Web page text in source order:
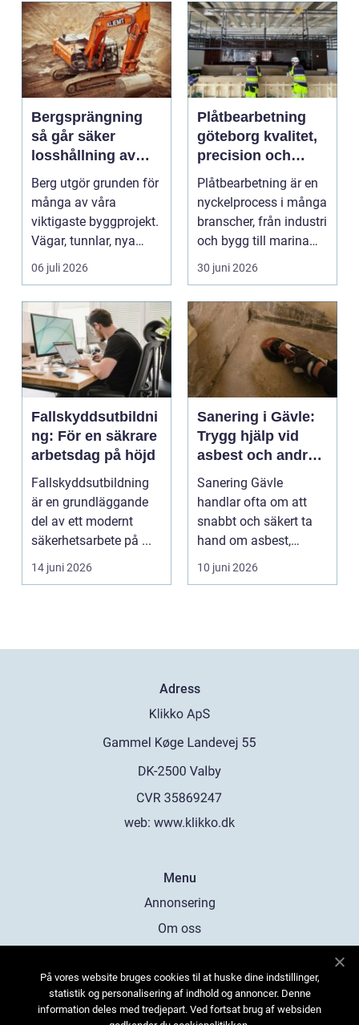
Bergsprängning
så går säker
losshållning av
berg till i praktiken
Berg utgör grunden för
många av våra
viktigaste byggprojekt.
Vägar, tunnlar, nya
bostadsområden och
06 juli 2026
Plåtbearbetning
göteborg kvalitet,
precision och
smarta lösningar
Plåtbearbetning är en
nyckelprocess i många
branscher, från industri
och bygg till marina
miljöer oc...
30 juni 2026
Fallskyddsutbildni
ng: För en säkrare
arbetsdag på höjd
Fallskyddsutbildning
är en grundläggande
del av ett modernt
säkerhetsarbete på ...
14 juni 2026
Sanering i Gävle:
Trygg hjälp vid
asbest och andra
skador
Sanering Gävle
handlar ofta om att
snabbt och säkert ta
hand om asbest,
mögel, brand-...
10 juni 2026
Adress
web: www.klikko.dk
Menu
Annonsering
Om oss
Kontakta oss
Sitemap
På vores website bruges cookies til at huske dine indstillinger,
statistik og personalisering af indhold og annoncer. Denne
information deles med tredjepart. Ved fortsat brug af websiden